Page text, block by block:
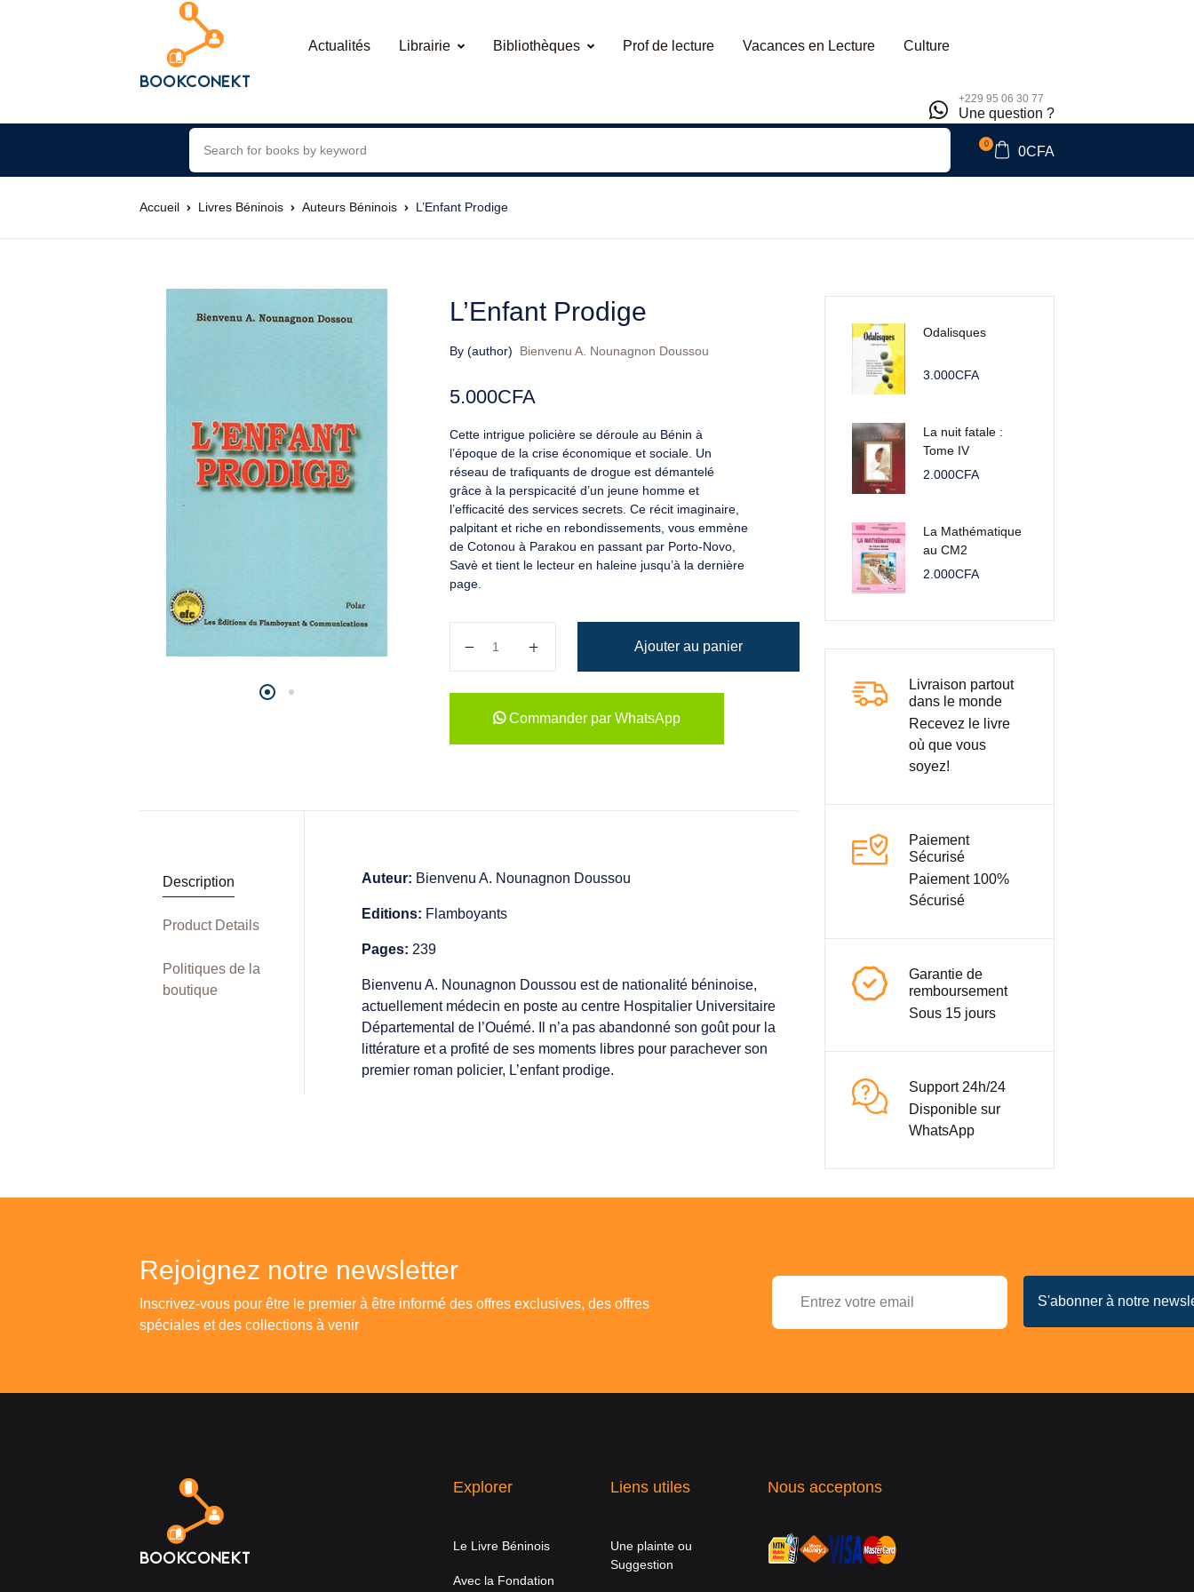
Actualités Librairie Bibliothèques Prof de lecture Vacances en Lecture Culture
+229 95 06 30 77
Une question ?
0
0CFA
Accueil Livres Béninois Auteurs Béninois L’Enfant Prodige
L’Enfant Prodige
By (author) Bienvenu A. Nounagnon Doussou
5.000CFA
Cette intrigue policière se déroule au Bénin à
l’époque de la crise économique et sociale. Un
réseau de trafiquants de drogue est démantelé
grâce à la perspicacité d’un jeune homme et
l’efficacité des services secrets. Ce récit imaginaire,
palpitant et riche en rebondissements, vous emmène
de Cotonou à Parakou en passant par Porto-Novo,
Savè et tient le lecteur en haleine jusqu’à la dernière
page.
Ajouter au panier
Commander par WhatsApp
Description
Product Details
Politiques de la
boutique
Auteur: Bienvenu A. Nounagnon Doussou
Editions: Flamboyants
Pages: 239
Bienvenu A. Nounagnon Doussou est de nationalité béninoise,
actuellement médecin en poste au centre Hospitalier Universitaire
Départemental de l’Ouémé. Il n’a pas abandonné son goût pour la
littérature et a profité de ses moments libres pour parachever son
premier roman policier, L’enfant prodige.
Odalisques
3.000CFA
La nuit fatale :
Tome IV
2.000CFA
La Mathématique
au CM2
2.000CFA
Livraison partout
dans le monde
Recevez le livre
où que vous
soyez!
Paiement
Sécurisé
Paiement 100%
Sécurisé
Garantie de
remboursement
Sous 15 jours
Support 24h/24
Disponible sur
WhatsApp
Rejoignez notre newsletter
Inscrivez-vous pour être le premier à être informé des offres exclusives, des offres
spéciales et des collections à venir
Explorer
Le Livre Béninois
Avec la Fondation
Liens utiles
Une plainte ou
Suggestion
Nous acceptons